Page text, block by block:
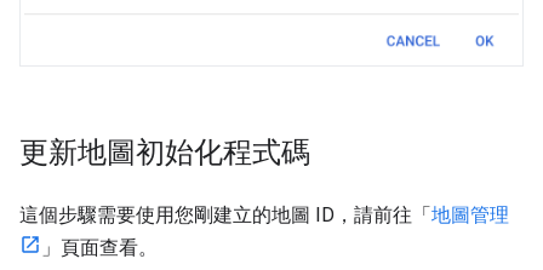
更新地圖初始化程式碼
這個步驟需要使用您剛建立的地圖 ID，請前往「地圖管理
」頁面查看。